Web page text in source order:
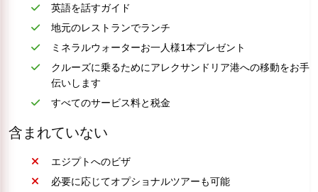
英語を話すガイド
地元のレストランでランチ
ミネラルウォーターお一人様1本プレゼント
クルーズに乗るためにアレクサンドリア港への移動をお手
伝いします
すべてのサービス料と税金
含まれていない
エジプトへのビザ
必要に応じてオプショナルツアーも可能